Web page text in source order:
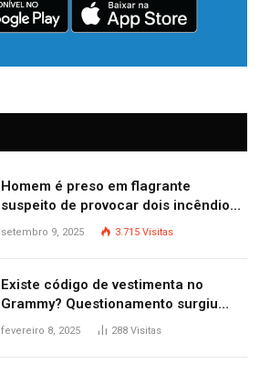
Homem é preso em flagrante
suspeito de provocar dois incêndios
criminosos no mesmo dia
setembro 9, 2025 3.715 Visitas
Existe código de vestimenta no
Grammy? Questionamento surgiu
após Bianca Censori, mulher de
fevereiro 8, 2025 288 Visitas